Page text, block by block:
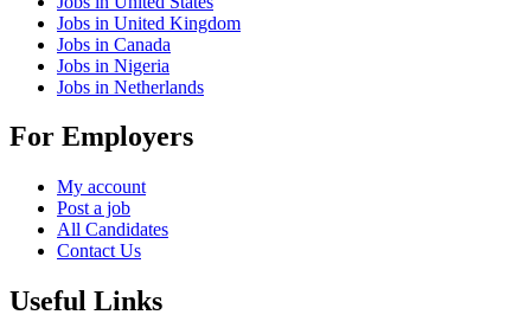
Jobs in United Kingdom
Jobs in Canada
Jobs in Nigeria
Jobs in Netherlands
For Employers
My account
Post a job
All Candidates
Contact Us
Useful Links